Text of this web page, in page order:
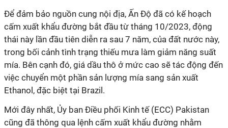
Để đảm bảo nguồn cung nội địa, Ấn Độ đã có kế hoạch
cấm xuất khẩu đường bắt đầu từ tháng 10/2023, động
thái này lần đầu tiên diễn ra sau 7 năm, của đất nước này,
trong bối cảnh tình trạng thiếu mưa làm giảm năng suất
mía. Bên cạnh đó, giá dầu thô ở mức cao sẽ tác động đến
việc chuyển một phần sản lượng mía sang sản xuất
Ethanol, đặc biệt tại Brazil.
Mới đây nhất, Ủy ban Điều phối Kinh tế (ECC) Pakistan
cũng đã thông qua lệnh cấm xuất khẩu đường nhằm